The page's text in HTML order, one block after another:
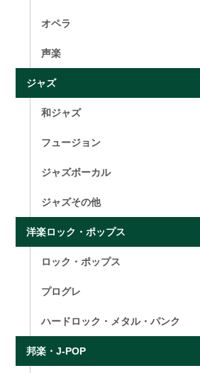
オペラ
声楽
ジャズ
和ジャズ
フュージョン
ジャズボーカル
ジャズその他
洋楽ロック・ポップス
ロック・ポップス
プログレ
ハードロック・メタル・パンク
邦楽・J-POP